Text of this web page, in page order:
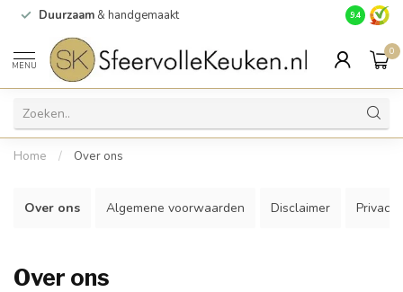
Duurzaam & handgemaakt Gratis
9.4
MENU
0
Home / Over ons
Over ons Algemene voorwaarden Disclaimer Privacy
Over ons